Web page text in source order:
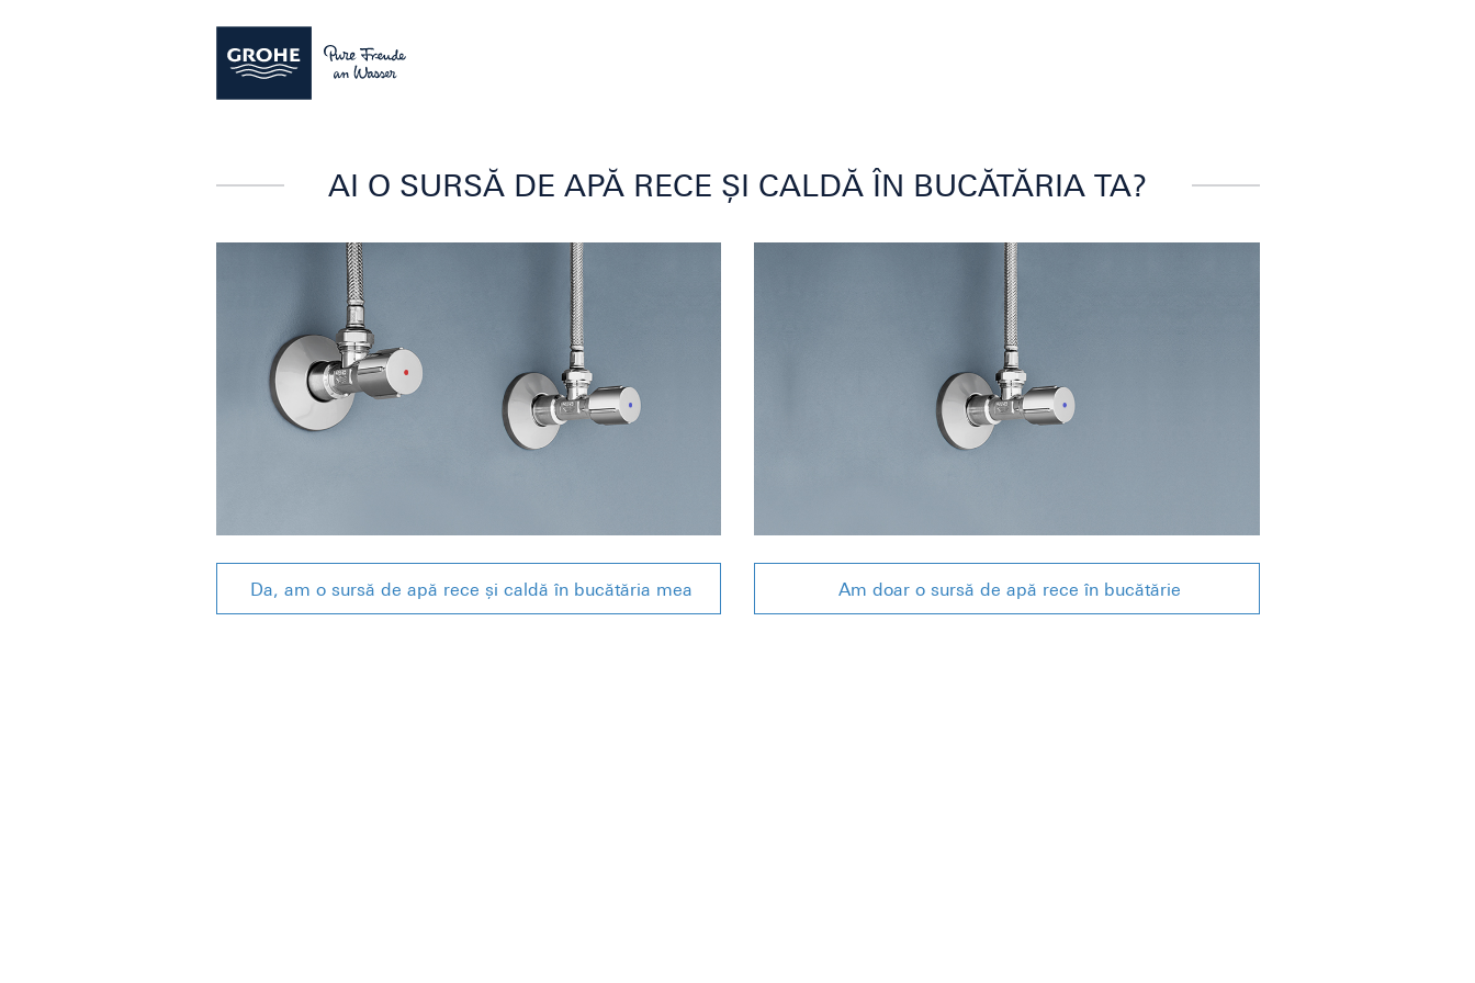
AI O SURSĂ DE APĂ RECE ȘI CALDĂ ÎN BUCĂTĂRIA TA?
Da, am o sursă de apă rece și caldă în bucătăria mea Am doar o sursă de apă rece în bucătărie